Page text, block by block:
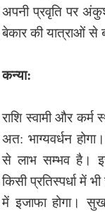
अपनी प्रवृति पर
बेकार की यात्राओं से
कन्या:
राशि स्वामी और कर्म
अत: भाग्यवर्धन
से लाभ सम्भव है।
किसी प्रतिस्पर्धा में
में इजाफा होगा।